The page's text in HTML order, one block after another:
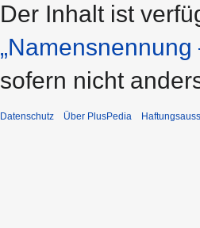
Der Inhalt ist
sofern nicht
Datenschutz Über PlusPedia